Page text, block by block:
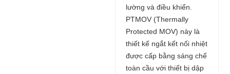
lường và điều khiển.
PTMOV (Thermally
Protected MOV) này là
thiết kế ngắt kết nối nhiệt
được cấp bằng sáng chế
toàn cầu với thiết bị dập